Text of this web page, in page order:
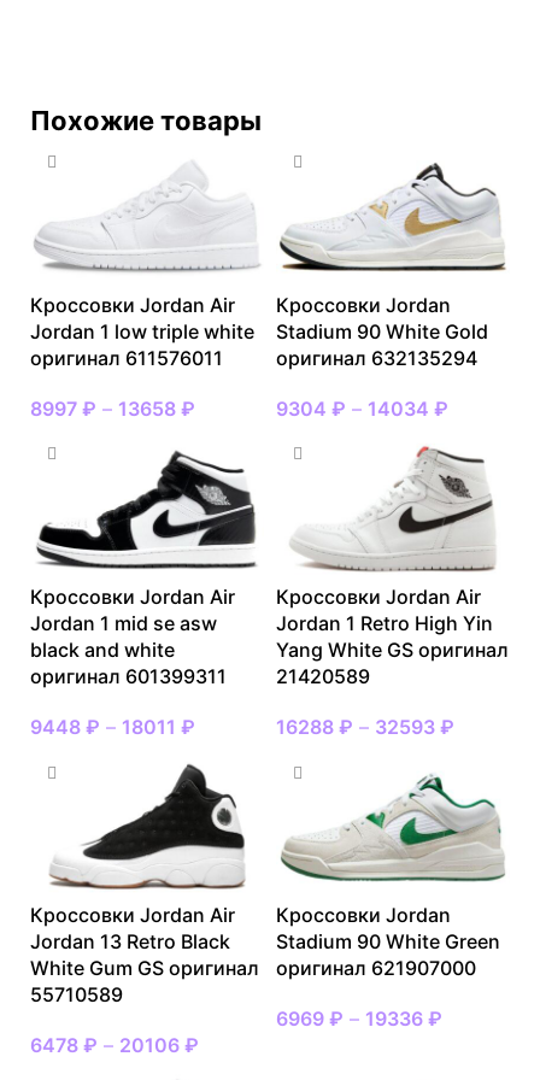
Похожие товары
Кроссовки Jordan Air
Jordan 1 low triple white
оригинал 611576011
8997 ₽ – 13658 ₽
Кроссовки Jordan
Stadium 90 White Gold
оригинал 632135294
9304 ₽ – 14034 ₽
Кроссовки Jordan Air
Jordan 1 mid se asw
black and white
оригинал 601399311
9448 ₽ – 18011 ₽
Кроссовки Jordan Air
Jordan 1 Retro High Yin
Yang White GS оригинал
21420589
16288 ₽ – 32593 ₽
Кроссовки Jordan Air
Jordan 13 Retro Black
White Gum GS оригинал
55710589
6478 ₽ – 20106 ₽
Кроссовки Jordan
Stadium 90 White Green
оригинал 621907000
6969 ₽ – 19336 ₽